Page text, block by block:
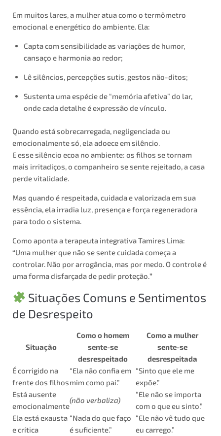
Em muitos lares, a mulher atua como o termômetro
emocional e energético do ambiente. Ela:
Capta com sensibilidade as variações de humor,
cansaço e harmonia ao redor;
Lê silêncios, percepções sutis, gestos não-ditos;
Sustenta uma espécie de “memória afetiva” do lar,
onde cada detalhe é expressão de vínculo.
Quando está sobrecarregada, negligenciada ou
emocionalmente só, ela adoece em silêncio.
E esse silêncio ecoa no ambiente: os filhos se tornam
mais irritadiços, o companheiro se sente rejeitado, a casa
perde vitalidade.
Mas quando é respeitada, cuidada e valorizada em sua
essência, ela irradia luz, presença e força regeneradora
para todo o sistema.
Como aponta a terapeuta integrativa Tamires Lima:
“Uma mulher que não se sente cuidada começa a
controlar. Não por arrogância, mas por medo. O controle é
uma forma disfarçada de pedir proteção.”
Situações Comuns e Sentimentos
de Desrespeito
Situação
Como o homem
sente-se
desrespeitado
Como a mulher
sente-se
desrespeitada
É corrigido na
frente dos filhos
“Ela não confia em
mim como pai.”
“Sinto que ele me
expõe.”
Está ausente
emocionalmente
(não verbaliza)
“Ele não se importa
com o que eu sinto.”
Ela está exausta
e crítica
“Nada do que faço
é suficiente.”
“Ele não vê tudo que
eu carrego.”